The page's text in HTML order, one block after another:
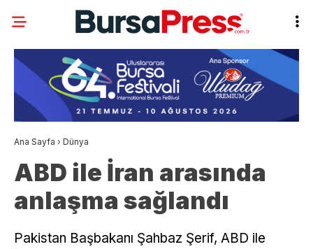
Ana Sayfa › Dünya
ABD ile İran arasında
anlaşma sağlandı
Pakistan Başbakanı Şahbaz Şerif, ABD ile